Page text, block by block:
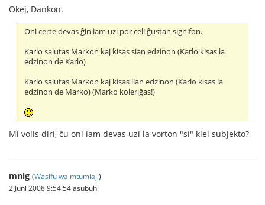
Okej, Dankon.
Oni certe devas ĝin iam uzi por celi ĝustan signifon.
Karlo salutas Markon kaj kisas sian edzinon (Karlo kisas la
edzinon de Karlo)
Karlo salutas Markon kaj kisas lian edzinon (Karlo kisas la
edzinon de Marko) (Marko koleriĝas!)
Mi volis diri, ĉu oni iam devas uzi la vorton "si" kiel subjekto?
mnlg (Wasifu wa mtumiaji)
2 Juni 2008 9:54:54 asubuhi